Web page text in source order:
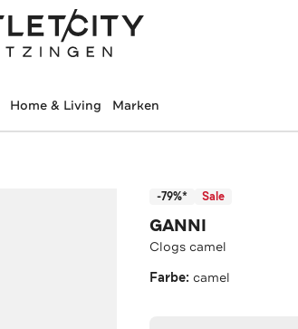
Home & Living Marken
-79%* Sale
GANNI
Clogs camel
Farbe:camel